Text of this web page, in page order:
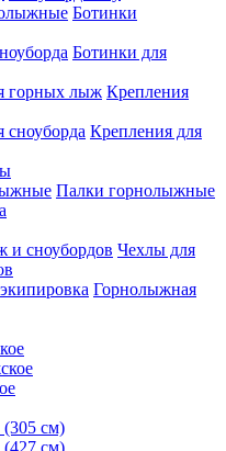
Ботинки
Ботинки для
Крепления
Крепления для
Палки горнолыжные
Чехлы для
Горнолыжная
(305 см)
(427 см)